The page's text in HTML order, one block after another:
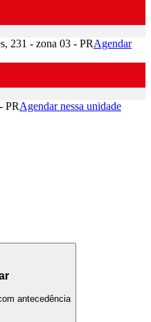
231 - zona 03 - PRAgendar
PRAgendar nessa unidade
antecedência